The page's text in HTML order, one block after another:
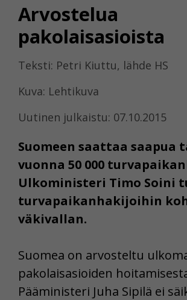
Arvostelua
pakolaisasioista
Teksti: Petri Kiuttu, lähde HS
Kuva: Lehtikuva
Uutinen julkaistu: 07.10.2015
Suomeen saattaa saapua
vuonna 50 000
Ulkoministeri Timo Soini
turvapaikanhakijoihin
väkivallan.
Suomea on arvosteltu
pakolaisasioiden
Pääministeri Juha Sipilä ei